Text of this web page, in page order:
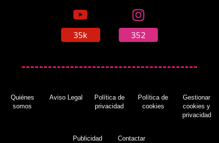
35k 352
Quiénes
somos
Aviso Legal
Política de
privacidad
Política de
cookies
Gestionar
cookies y
privacidad
Publicidad Contactar